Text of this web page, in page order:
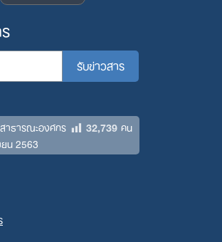
าธารณะองค์กร 32,739คน
น 2563